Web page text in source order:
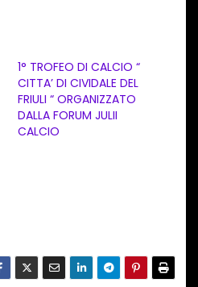
1° TROFEO DI CALCIO “
CITTA’ DI CIVIDALE DEL
FRIULI “ ORGANIZZATO
DALLA FORUM JULII
CALCIO